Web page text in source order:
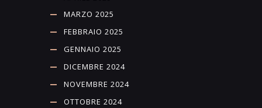
MARZO 2025
FEBBRAIO 2025
GENNAIO 2025
DICEMBRE 2024
NOVEMBRE 2024
OTTOBRE 2024